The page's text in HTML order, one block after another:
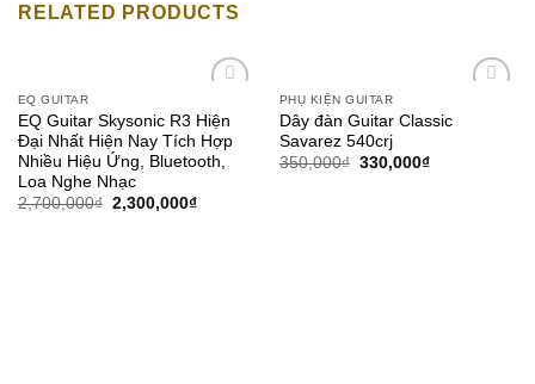
RELATED PRODUCTS
wishlist
EQ GUITAR
EQ Guitar Skysonic R3 Hiện
Đại Nhất Hiện Nay Tích Hợp
Nhiều Hiệu Ứng, Bluetooth,
Loa Nghe Nhạc
2,700,000₫ 2,300,000₫
PHỤ KIỆN GUITAR
Dây đàn Guitar Classic
Savarez 540crj
350,000₫ 330,000₫